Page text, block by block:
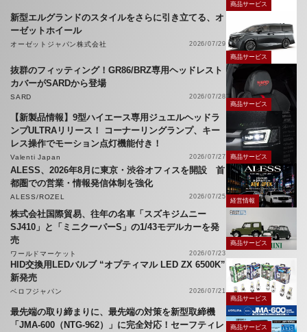
商品サービス
新型エルグランドのスタイルをさらに引き立てる、オ
ーゼットホイール
オーゼットジャパン株式会社
2026/07/29
商品サービス
抜群のフィッティング！GR86/BRZ専用ヘッドレスト
カバーがSARDから登場
SARD
2026/07/28
商品サービス
【新製品情報】9型ハイエース専用ジュエルヘッドラ
ンプULTRAリリース！ コーナーリングランプ、キー
レス操作でモーション点灯機能付き！
Valenti Japan 2026/07/27 商品サービス
ALESS、2026年8月に東京・渋谷オフィスを開設 首
都圏での営業・情報発信体制を強化
ALESS/ROZEL 2026/07/25
経営情報
株式会社国際貿易、往年の名車「スズキジムニー
SJ410」と「ミニクーパーS」の1/43モデルカーを発
売
ワールドマーケット 2026/07/23
商品サービス
HID交換用LEDバルブ “オプティマル LED ZX 6500K”
新発売
ベロフジャパン
2026/07/21
商品サービス
最先端の取り締まりに、最先端の対策を新型取締機
「JMA-600（NTG-962）」に完全対応！セーフティレ
商品サービス